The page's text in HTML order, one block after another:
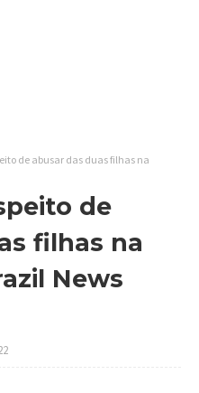
de abusar das duas filhas na
de
filhas na
News